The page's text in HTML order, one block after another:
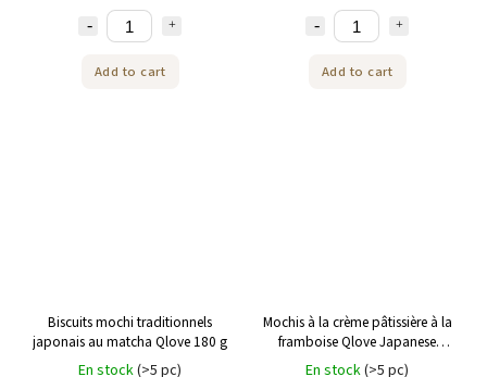
Add to cart Add to cart
Biscuits mochi traditionnels
japonais au matcha Qlove 180 g
En stock(>5 pc)
Mochis à la crème pâtissière à la
framboise Qlove Japanese
Cookies 168g
En stock(>5 pc)